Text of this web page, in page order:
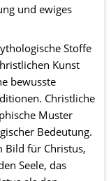
und ewiges
Stoffe
Kunst
bewusste
Christliche
Muster
Bedeutung.
Bild für Christus,
Seele, das